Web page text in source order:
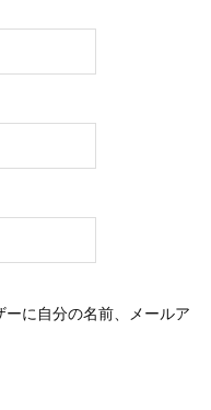
に自分の名前、メールア